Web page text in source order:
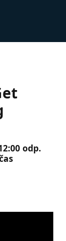
odp.